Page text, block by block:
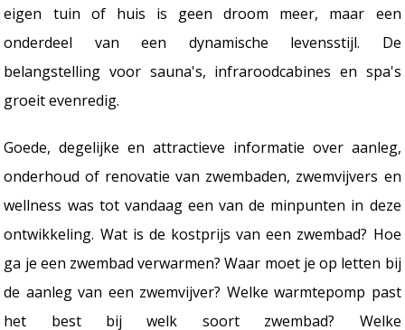
eigen tuin of huis is geen droom meer, maar een
onderdeel van een dynamische levensstijl. De
belangstelling voor sauna's, infraroodcabines en spa's
groeit evenredig.
Goede, degelijke en attractieve informatie over aanleg,
onderhoud of renovatie van zwembaden, zwemvijvers en
wellness was tot vandaag een van de minpunten in deze
ontwikkeling. Wat is de kostprijs van een zwembad? Hoe
ga je een zwembad verwarmen? Waar moet je op letten bij
de aanleg van een zwemvijver? Welke warmtepomp past
het best bij welk soort zwembad? Welke